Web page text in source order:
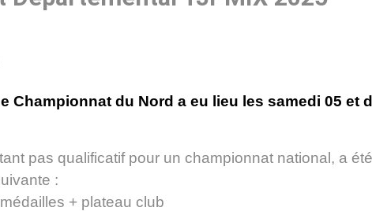
Championnat du Nord a eu lieu les samedi 05
pas qualificatif pour un championnat national, a
:
+ plateau club